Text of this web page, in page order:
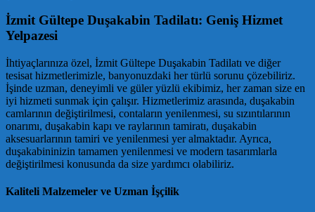
İzmit Gültepe Duşakabin Tadilatı: Geniş Hizmet
Yelpazesi
İhtiyaçlarınıza özel, İzmit Gültepe Duşakabin Tadilatı ve diğer
tesisat hizmetlerimizle, banyonuzdaki her türlü sorunu çözebiliriz.
İşinde uzman, deneyimli ve güler yüzlü ekibimiz, her zaman size en
iyi hizmeti sunmak için çalışır. Hizmetlerimiz arasında, duşakabin
camlarının değiştirilmesi, contaların yenilenmesi, su sızıntılarının
onarımı, duşakabin kapı ve raylarının tamiratı, duşakabin
aksesuarlarının tamiri ve yenilenmesi yer almaktadır. Ayrıca,
duşakabininizin tamamen yenilenmesi ve modern tasarımlarla
değiştirilmesi konusunda da size yardımcı olabiliriz.
Kaliteli Malzemeler ve Uzman İşçilik